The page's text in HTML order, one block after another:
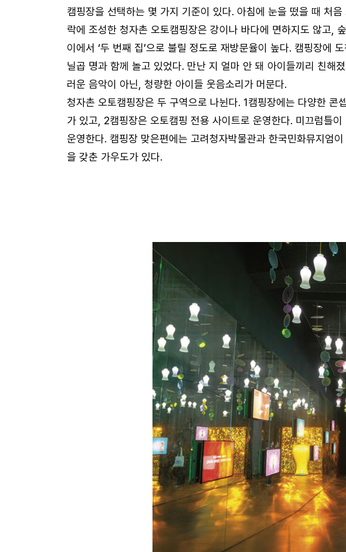
캠핑장을 선택하는 몇 가지 기준이 있다. 아침에 눈을 떴을 때 처
락에 조성한 청자촌 오토캠핑장은 강이나 바다에 면하지도 않고,
이에서 ‘두 번째 집’으로 불릴 정도로 재방문율이 높다. 캠핑장에
닐곱 명과 함께 놀고 있었다. 만난 지 얼마 안 돼 아이들끼리 친해
러운 음악이 아닌, 청량한 아이들 웃음소리가 머문다.
청자촌 오토캠핑장은 두 구역으로 나뉜다. 1캠핑장에는 다양한
가 있고, 2캠핑장은 오토캠핑 전용 사이트로 운영한다. 미끄럼틀
운영한다. 캠핑장 맞은편에는 고려청자박물관과 한국민화뮤지엄
을 갖춘 가우도가 있다.